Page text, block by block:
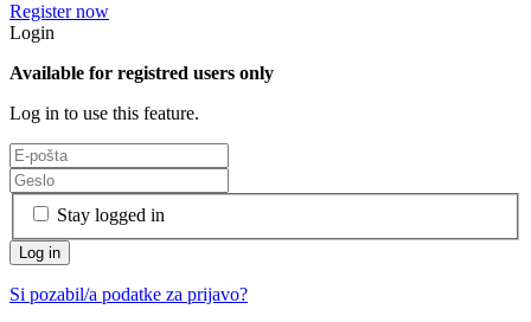
Register now
Login
Available for registred users only
Log in to use this feature.
Stay logged in
Si pozabil/a podatke za prijavo?